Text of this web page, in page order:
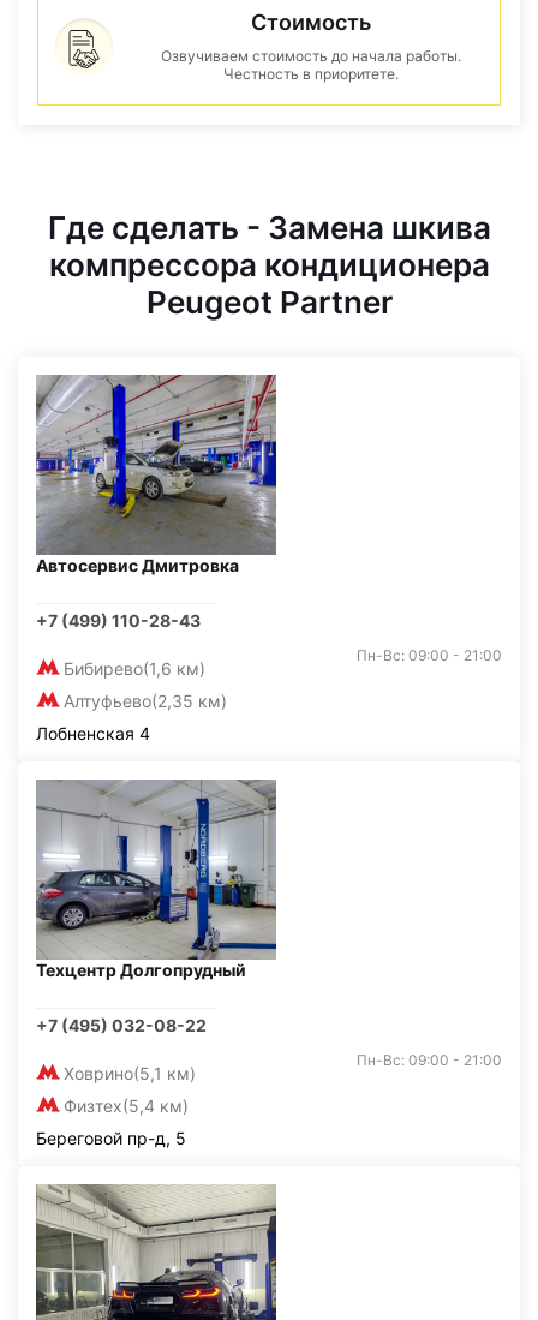
Стоимость
Озвучиваем стоимость до начала работы.
Честность в приоритете.
Где сделать - Замена шкива
компрессора кондиционера
Peugeot Partner
Автосервис Дмитровка
+7 (499) 110-28-43
Бибирево(1,6 км)
Алтуфьево(2,35 км)
Пн-Вс: 09:00 - 21:00
Лобненская 4
Техцентр Долгопрудный
+7 (495) 032-08-22
Ховрино(5,1 км)
Физтех(5,4 км)
Пн-Вс: 09:00 - 21:00
Береговой пр-д, 5